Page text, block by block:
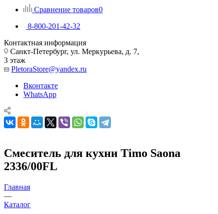
Сравнение товаров0
8-800-201-42-32
Контактная информация
Санкт-Петербург, ул. Меркурьева, д. 7,
3 этаж
PletoraStore@yandex.ru
Вконтакте
WhatsApp
Смеситель для кухни Timo Saona
2336/00FL
Главная
—
Каталог